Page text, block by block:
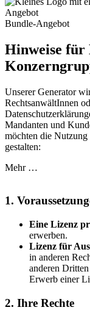
Bundle-Angebot
Hinweise für
Unserer Generator
RechtsanwältInnen
Mandanten und
möchten die Nutzung
gestalten:
Mehr …
1.
Eine Lizenz
erwerben.
Lizenz für
in anderen
anderen
Erwerb einer
2. Ihre Rechte